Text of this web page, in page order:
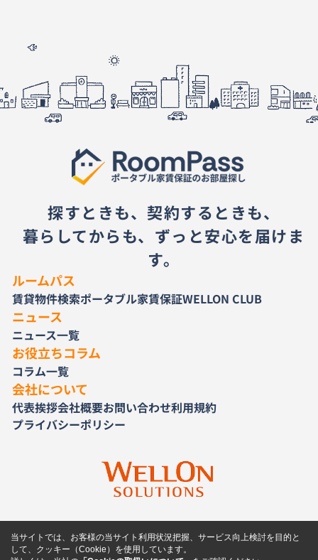
探すときも、契約するときも、
暮らしてからも、ずっと安心を届けま
す。
ルームパス
賃貸物件検索ポータブル家賃保証WELLON CLUB
ニュース
ニュース一覧
お役立ちコラム
コラム一覧
会社について
代表挨拶会社概要お問い合わせ利用規約
プライバシーポリシー
当サイトでは、お客様の当サイト利用状況把握、サービス向上検討を目的と
して、クッキー（Cookie）を使用しています。